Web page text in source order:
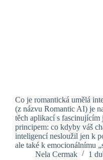
Co je romantická umělá
(z názvu Romantic AI) je
těch aplikací s fascinujícím
principem: co kdyby váš
inteligencí nesloužil jen k
ale také k emocionálnímu
Nela Cermak
1